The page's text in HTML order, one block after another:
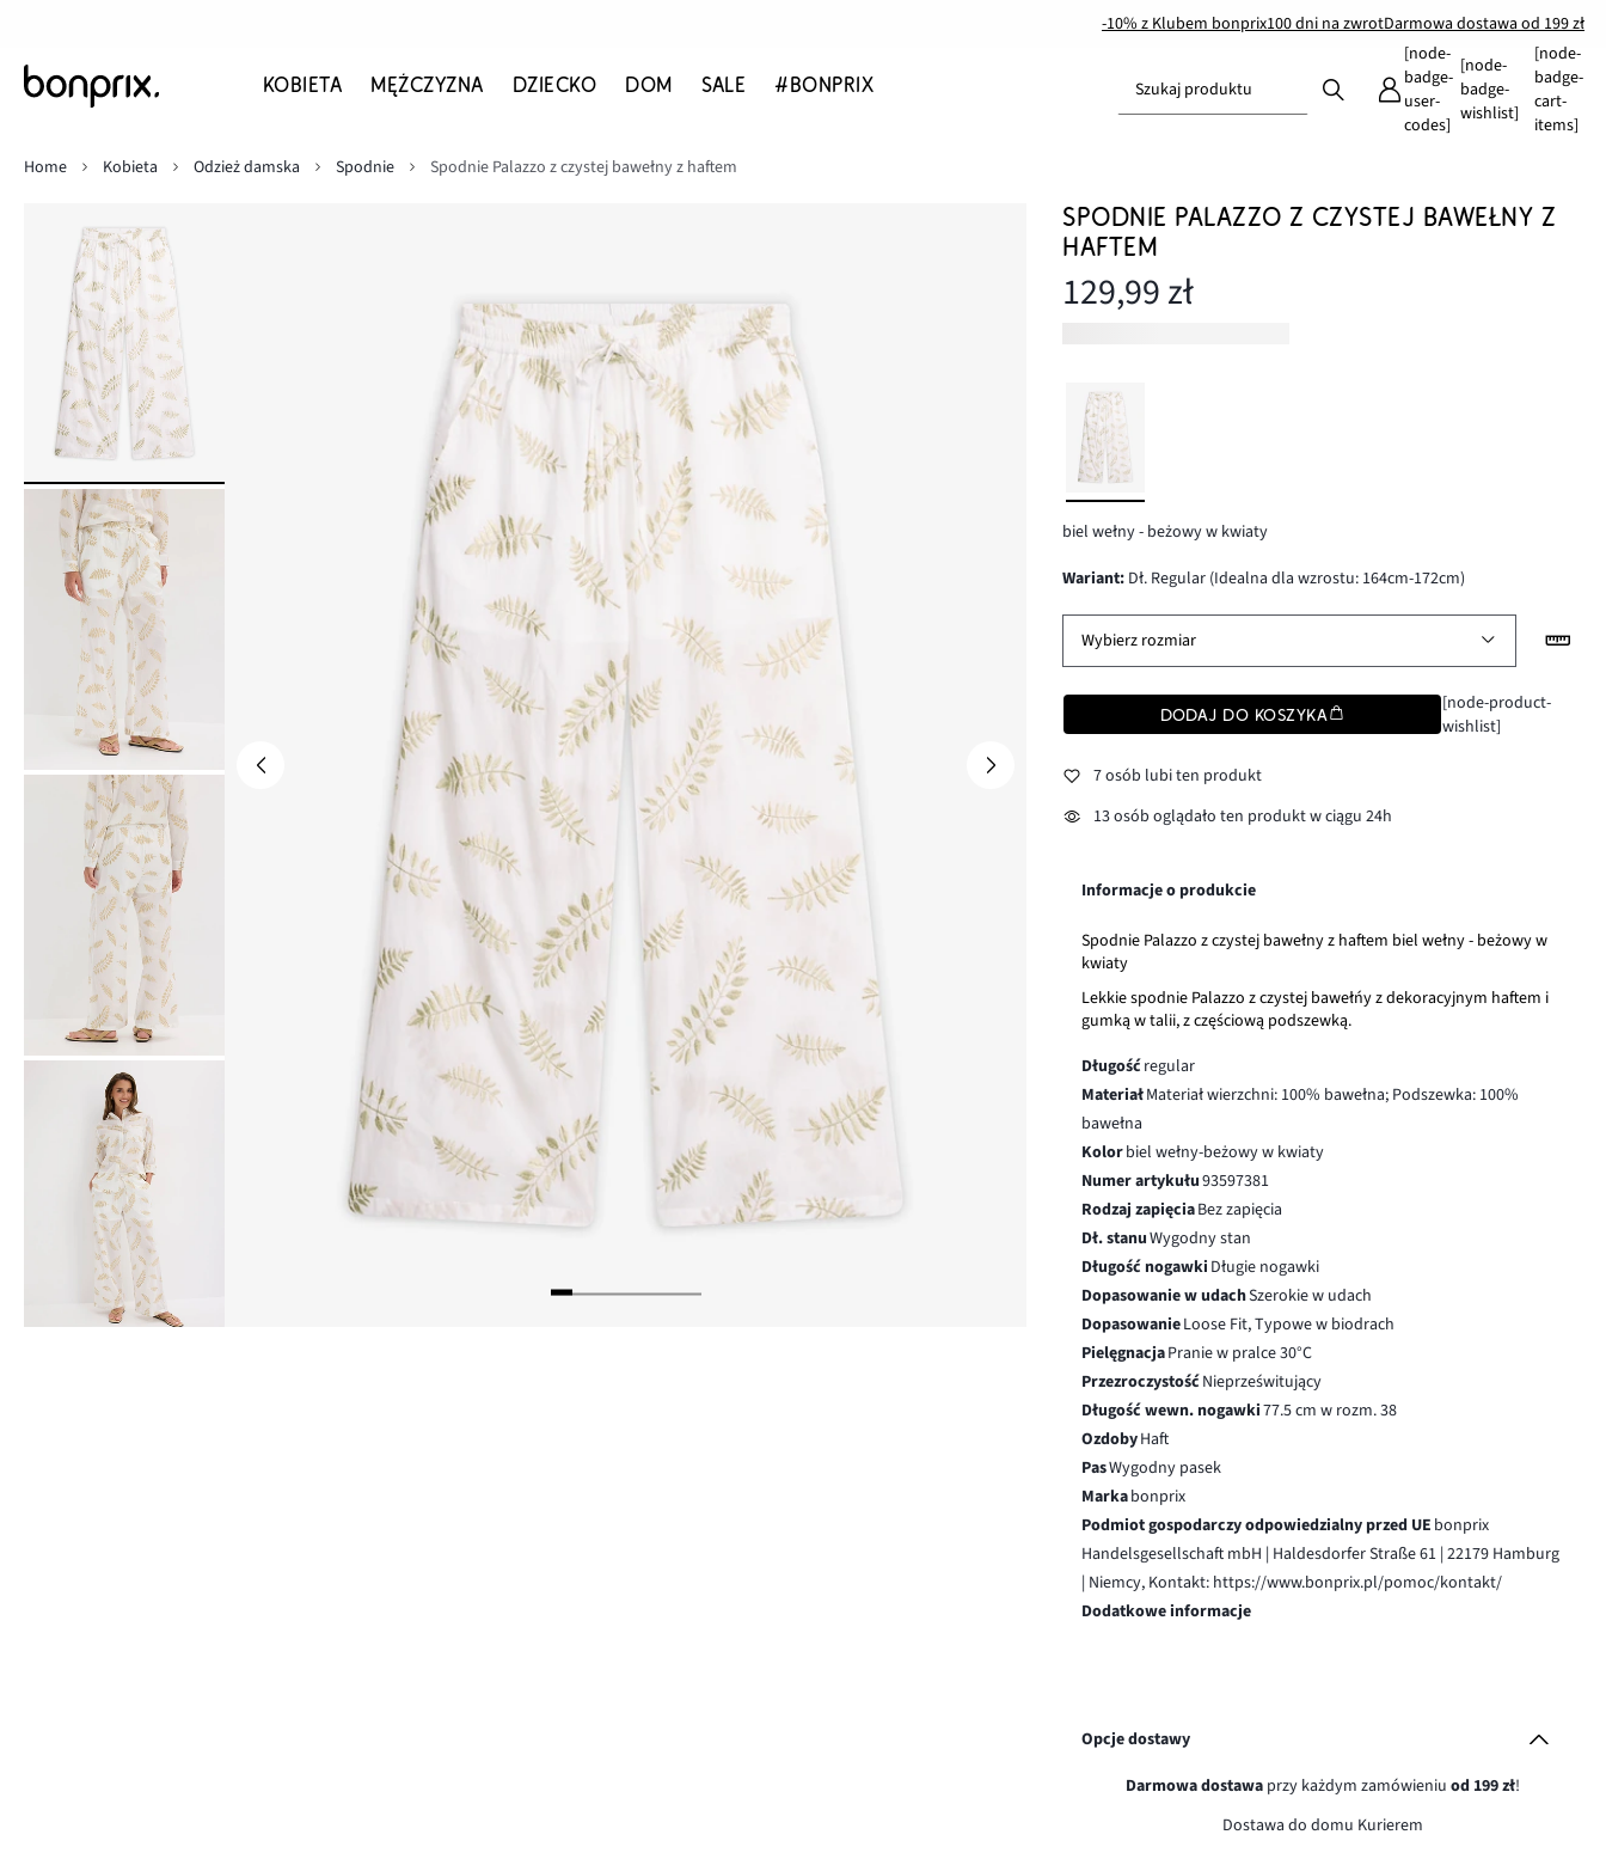
-10% z Klubem bonprix100 dni na zwrotDarmowa dostawa od 199 zł
KOBIETA MĘŻCZYZNA DZIECKO DOM SALE #BONPRIX Szukaj produktu
[node-
badge-
user-
codes]
[node-
badge-
wishlist]
[node-
badge-
cart-
items]
Home
Kobieta Odzież damska Spodnie Spodnie Palazzo z czystej bawełny z haftem
SPODNIE PALAZZO Z CZYSTEJ BAWEŁNY Z
HAFTEM
129,99 zł
biel wełny - beżowy w kwiaty
wariant: Dł. Regular (Idealna dla wzrostu: 164cm-172cm)
Wybierz rozmiar
DODAJ DO KOSZYKA
[node-product-
wishlist]
7 osób lubi ten produkt
13 osób oglądało ten produkt w ciągu 24h
Informacje o produkcie
Spodnie Palazzo z czystej bawełny z haftem biel wełny - beżowy w
kwiaty
Lekkie spodnie Palazzo z czystej bawełńy z dekoracyjnym haftem i
gumką w talii, z częściową podszewką.
Długośćregular
MateriałMateriał wierzchni: 100% bawełna; Podszewka: 100%
bawełna
Kolorbiel wełny-beżowy w kwiaty
Numer artykułu93597381
Rodzaj zapięciaBez zapięcia
Dł. stanuWygodny stan
Długość nogawki Długie nogawki
Dopasowanie w udachSzerokie w udach
DopasowanieLoose Fit, Typowe w biodrach
PielęgnacjaPranie w pralce 30°C
PrzezroczystośćNieprześwitujący
Długość wewn. nogawki77.5 cm w rozm. 38
OzdobyHaft
PasWygodny pasek
Markabonprix
Podmiot gospodarczy odpowiedzialny przed UE bonprix
Handelsgesellschaft mbH | Haldesdorfer Straße 61 | 22179 Hamburg
| Niemcy, Kontakt: https://www.bonprix.pl/pomoc/kontakt/
Dodatkowe informacje
Opcje dostawy
Darmowa dostawaprzy każdym zamówieniu od 199 zł!
Dostawa do domu Kurierem